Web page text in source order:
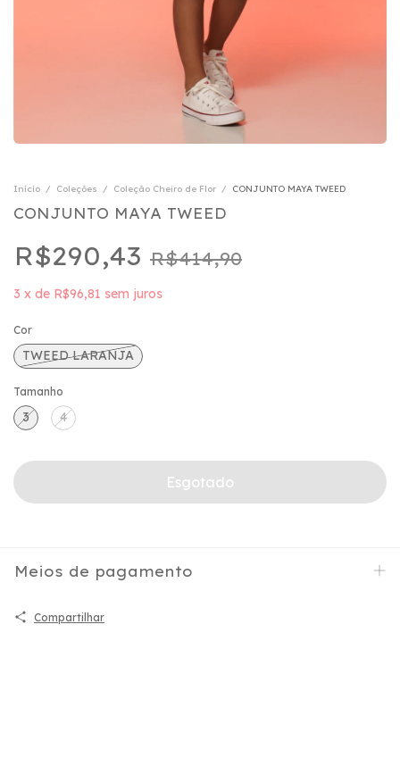
Início / Coleções / Coleção Cheiro de Flor / CONJUNTO MAYA TWEED
CONJUNTO MAYA TWEED
R$290,43 R$414,90
3 x de R$96,81 sem juros
Cor
TWEED LARANJA
Tamanho
3 4
Meios de pagamento
Compartilhar